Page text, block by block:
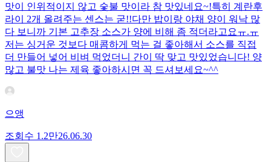
맛이 인위적이지 않고 숯불 맛이라 참 맛있네요~!특히 계란후
라이 2개 올려주는 센스는 굳!! ​다만 밥이랑 야채 양이 워낙 많
다 보니까 기본 고추장 소스가 양에 비해 좀 적더라고요ㅠ.ㅠ
저는 싱거운 것보다 매콤하게 먹는 걸 좋아해서 소스를 직접
더 만들어 넣어 비벼 먹었더니 간이 딱 맞고 맛있었습니다! 양
많고 불맛 나는 제육 좋아하시면 꼭 드셔보세요~^^
으앵
조회수 1.2만26.06.30